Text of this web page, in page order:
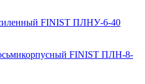
FINIST ПЛНУ-6-40
FINIST ПЛН-8-